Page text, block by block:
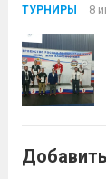
ТУРНИРЫ 8